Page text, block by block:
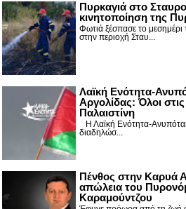
Πυρκαγιά στο
κινητοποίηση της
Φωτιά ξέσπασε το
στην περιοχή Σταυ...
Λαϊκή Ενότητα-
Αργολίδας: Όλοι
Παλαιστίνη
Η Λαϊκή Ενότητα-
διαδηλώσ...
Πένθος στην Καρυά
απώλεια του
Καραμούντζου